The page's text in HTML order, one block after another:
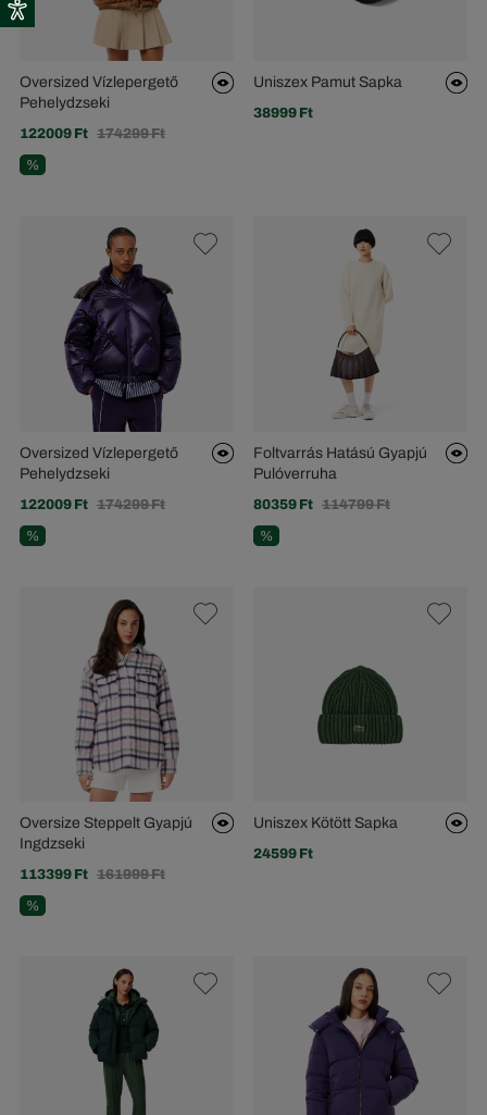
Oversized Vízlepergető
Pehelydzseki
122009 Ft 174299 Ft
%
Uniszex Pamut Sapka
38999 Ft
Oversized Vízlepergető
Pehelydzseki
122009 Ft 174299 Ft
%
Foltvarrás Hatású Gyapjú
Pulóverruha
80359 Ft 114799 Ft
%
Oversize Steppelt Gyapjú
Ingdzseki
113399 Ft 161999 Ft
%
Uniszex Kötött Sapka
24599 Ft